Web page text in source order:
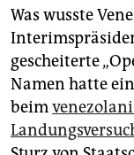
abo
genossenschaft
epaper login
Was wusste
gescheiterte
Namen hatte
beim